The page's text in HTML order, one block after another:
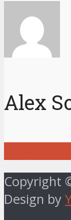
Alex
Copyright
Design by